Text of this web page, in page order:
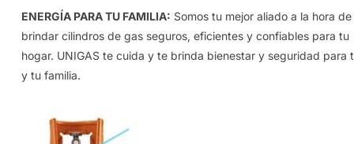
ENERGÍA PARA TU FAMILIA: Somos tu mejor aliado a la hora de
brindar cilindros de gas seguros, eficientes y confiables para tu
hogar. UNIGAS te cuida y te brinda bienestar y seguridad para
y tu familia.